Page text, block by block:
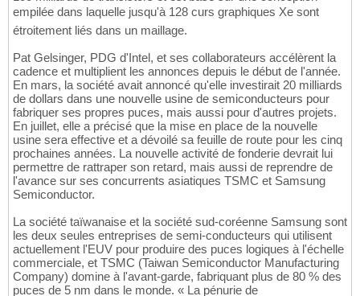
empilée dans laquelle jusqu'à 128 curs graphiques Xe sont
étroitement liés dans un maillage.
Pat Gelsinger, PDG d'Intel, et ses collaborateurs accélèrent la
cadence et multiplient les annonces depuis le début de l'année.
En mars, la société avait annoncé qu'elle investirait 20 milliards
de dollars dans une nouvelle usine de semiconducteurs pour
fabriquer ses propres puces, mais aussi pour d'autres projets.
En juillet, elle a précisé que la mise en place de la nouvelle
usine sera effective et a dévoilé sa feuille de route pour les cinq
prochaines années. La nouvelle activité de fonderie devrait lui
permettre de rattraper son retard, mais aussi de reprendre de
l'avance sur ses concurrents asiatiques TSMC et Samsung
Semiconductor.
La société taïwanaise et la société sud-coréenne Samsung sont
les deux seules entreprises de semi-conducteurs qui utilisent
actuellement l'EUV pour produire des puces logiques à l'échelle
commerciale, et TSMC (Taiwan Semiconductor Manufacturing
Company) domine à l'avant-garde, fabriquant plus de 80 % des
puces de 5 nm dans le monde. « La pénurie de